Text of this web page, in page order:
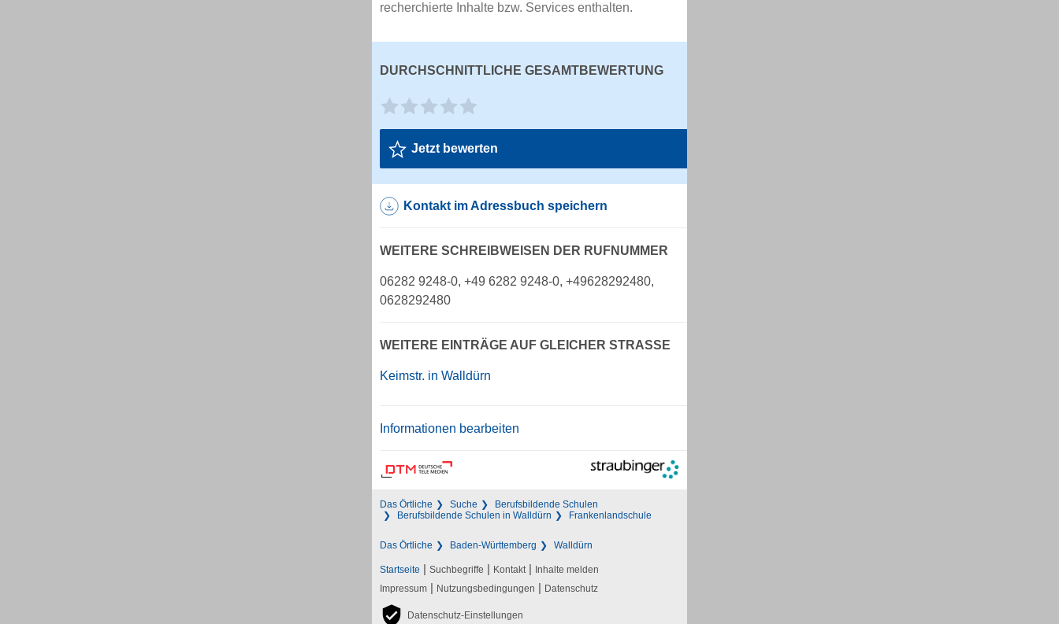
recherchierte Inhalte bzw. Services enthalten.
DURCHSCHNITTLICHE GESAMTBEWERTUNG
Jetzt bewerten
Kontakt im Adressbuch speichern
WEITERE SCHREIBWEISEN DER RUFNUMMER
06282 9248-0, +49 6282 9248-0, +49628292480,
0628292480
WEITERE EINTRÄGE AUF GLEICHER STRASSE
Keimstr. in Walldürn
Informationen bearbeiten
Das Örtliche Suche
Berufsbildende Schulen
Berufsbildende Schulen in Walldürn
Frankenlandschule
Das Örtliche Baden-Württemberg Walldürn
Startseite | Suchbegriffe | Kontakt | Inhalte melden
Impressum | Nutzungsbedingungen | Datenschutz
Datenschutz-Einstellungen